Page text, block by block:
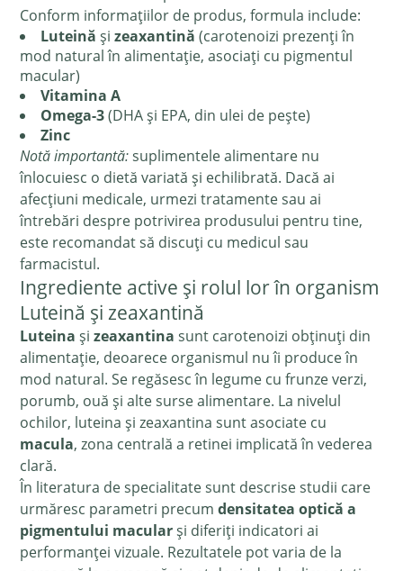
Conform informațiilor de produs, formula include:
Luteină șizeaxantină (carotenoizi prezenți în
mod natural în alimentație, asociați cu pigmentul
macular)
Vitamina A
Omega-3(DHA și EPA, din ulei de pește)
Zinc
Notă importantă:suplimentele alimentare nu
înlocuiesc o dietă variată și echilibrată. Dacă ai
afecțiuni medicale, urmezi tratamente sau ai
întrebări despre potrivirea produsului pentru tine,
este recomandat să discuți cu medicul sau
farmacistul.
Ingrediente active și rolul lor în organism
Luteină și zeaxantină
Luteina șizeaxantina sunt carotenoizi obținuți din
alimentație, deoarece organismul nu îi produce în
mod natural. Se regăsesc în legume cu frunze verzi,
porumb, ouă și alte surse alimentare. La nivelul
ochilor, luteina și zeaxantina sunt asociate cu
macula, zona centrală a retinei implicată în vederea
clară.
În literatura de specialitate sunt descrise studii care
urmăresc parametri precumdensitatea optică a
pigmentului macularși diferiți indicatori ai
performanței vizuale. Rezultatele pot varia de la